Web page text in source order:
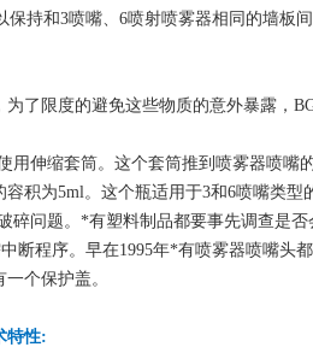
持和3喷嘴、6喷射喷雾器相同的墙板
了限度的避免这些物质的意外暴露，
用伸缩套筒。这个套筒推到喷雾器喷嘴
积为5ml。这个瓶适用于3和6喷嘴类型
问题。*有塑料制品都要事先调查是否
断程序。早在1995年*有喷雾器喷嘴头
个保护盖。
特性: